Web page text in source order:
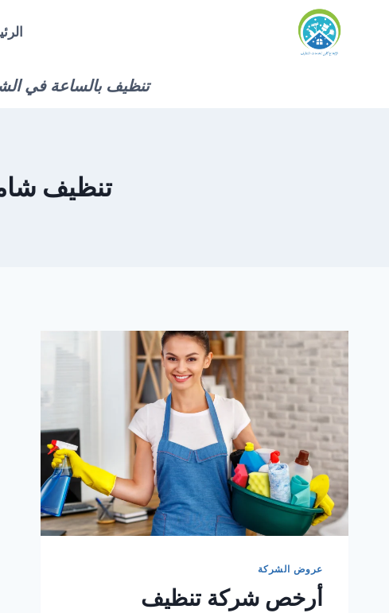
تنظيف بالساعة في
تنظيف شامل
عروض الشركة
أرخص شركة تنظيف